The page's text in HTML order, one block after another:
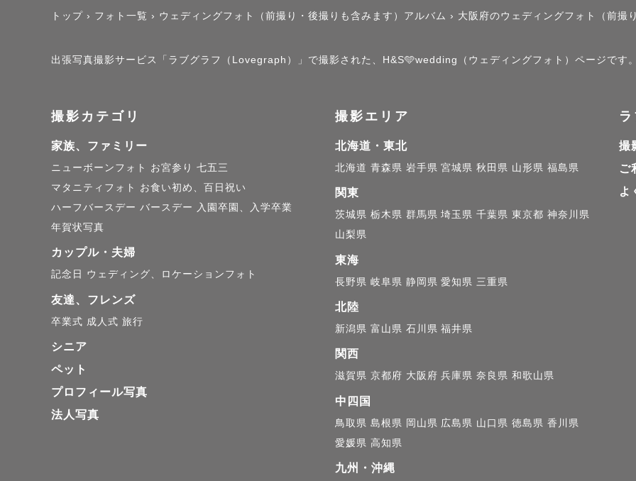
ペットちゃんと一緒に写真撮ってますか？？
動物は人よりも寿命が短く、いつまでも一緒に過ごすことができま
また、「ペットちゃんの写真はあるけど、一緒に映っている写真は
い」という方が多いのではないのでしょうか？
ぜひ、一緒にたくさん思い出を残してほしいんです。
イヌやネコだけじゃない。ウサギやインコ、金魚さんだって大切な
大切な家族とのかけがえのない瞬間を
カタチに残すお手伝いさせてください💪
大阪・和歌山を拠点に
関西(大阪/和歌山/奈良/兵庫/京都)で活動しております。
トップ › フォト一覧 › ウェディングフォト（前撮り・後撮りも含みます）アルバム › 大阪府のウェディングフォト（前撮
出張写真撮影サービス「ラブグラフ（Lovegraph）」で撮影された、H&S🩵wedding（ウェディングフォト）ページです。
撮影カテゴリ
家族、ファミリー
ニューボーンフォト お宮参り 七五三
マタニティフォト
お食い初め、百日祝い
ハーフバースデー バースデー
入園卒園、入学卒業
年賀状写真
カップル・夫婦
記念日 ウェディング、ロケーションフォト
友達、フレンズ
卒業式 成人式 旅行
シニア
ペット
プロフィール写真
法人写真
撮影エリア
北海道・東北
北海道 青森県 岩手県 宮城県 秋田県 山形県 福島県
関東
茨城県 栃木県 群馬県 埼玉県 千葉県 東京都 神奈川県
山梨県
東海
長野県 岐阜県 静岡県 愛知県 三重県
北陸
新潟県 富山県 石川県 福井県
関西
滋賀県 京都府 大阪府 兵庫県 奈良県 和歌山県
中四国
鳥取県 島根県 岡山県 広島県 山口県 徳島県 香川県
愛媛県 高知県
九州・沖縄
撮
ご
よ